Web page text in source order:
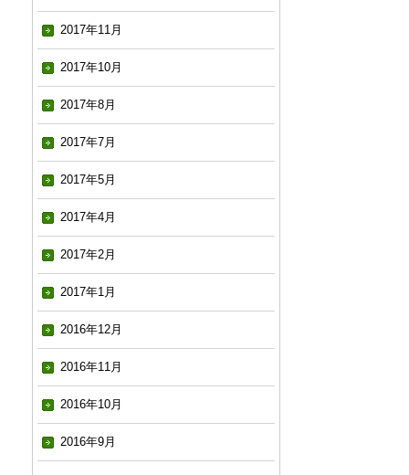
2017年11月
2017年10月
2017年8月
2017年7月
2017年5月
2017年4月
2017年2月
2017年1月
2016年12月
2016年11月
2016年10月
2016年9月